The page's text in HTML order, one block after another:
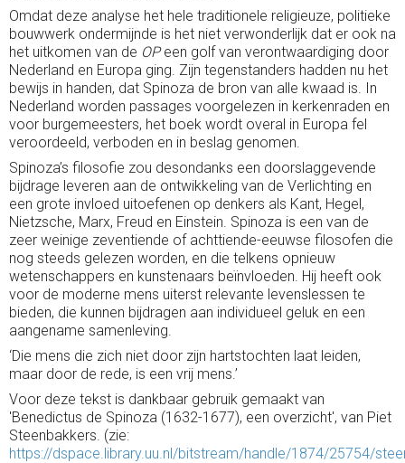
Omdat deze analyse het hele traditionele religieuze, politieke
bouwwerk ondermijnde is het niet verwonderlijk dat er ook na
het uitkomen van de OPeen golf van verontwaardiging door
Nederland en Europa ging. Zijn tegenstanders hadden nu het
bewijs in handen, dat Spinoza de bron van alle kwaad is. In
Nederland worden passages voorgelezen in kerkenraden en
voor burgemeesters, het boek wordt overal in Europa fel
veroordeeld, verboden en in beslag genomen.
Spinoza’s filosofie zou desondanks een doorslaggevende
bijdrage leveren aan de ontwikkeling van de Verlichting en
een grote invloed uitoefenen op denkers als Kant, Hegel,
Nietzsche, Marx, Freud en Einstein. Spinoza is een van de
zeer weinige zeventiende of achttiende-eeuwse filosofen die
nog steeds gelezen worden, en die telkens opnieuw
wetenschappers en kunstenaars beïnvloeden. Hij heeft ook
voor de moderne mens uiterst relevante levenslessen te
bieden, die kunnen bijdragen aan individueel geluk en een
aangename samenleving.
‘Die mens die zich niet door zijn hartstochten laat leiden,
maar door de rede, is een vrij mens.’
Voor deze tekst is dankbaar gebruik gemaakt van
'Benedictus de Spinoza (1632-1677), een overzicht', van Piet
Steenbakkers. (zie:
https://dspace.library.uu.nl/bitstream/handle/1874/25754/